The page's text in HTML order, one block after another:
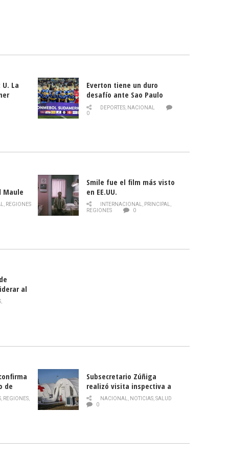
La
Everton tiene un duro
desafío ante Sao Paulo
DEPORTES, NACIONAL
0
Maule
de la
, REGIONES
Smile fue el film más visto
en EE.UU.
INTERNACIONAL, PRINCIPAL,
REGIONES
0
al
,
de
, REGIONES,
Subsecretario Zúñiga
realizó visita inspectiva a
Hospital Modular Sótero del
Río
NACIONAL, NOTICIAS,SALUD
0